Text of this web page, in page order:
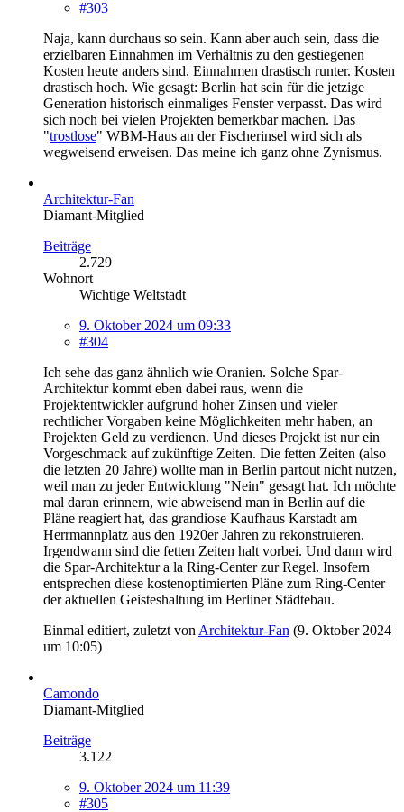
#303
Naja, kann durchaus so sein. Kann aber auch sein, dass die
erzielbaren Einnahmen im Verhältnis zu den gestiegenen
Kosten heute anders sind. Einnahmen drastisch runter. Kosten
drastisch hoch. Wie gesagt: Berlin hat sein für die jetzige
Generation historisch einmaliges Fenster verpasst. Das wird
sich noch bei vielen Projekten bemerkbar machen. Das
"trostlose" WBM-Haus an der Fischerinsel wird sich als
wegweisend erweisen. Das meine ich ganz ohne Zynismus.
Architektur-Fan
Diamant-Mitglied
Beiträge
2.729
Wohnort
Wichtige Weltstadt
9. Oktober 2024 um 09:33
#304
Ich sehe das ganz ähnlich wie Oranien. Solche Spar-
Architektur kommt eben dabei raus, wenn die
Projektentwickler aufgrund hoher Zinsen und vieler
rechtlicher Vorgaben keine Möglichkeiten mehr haben, an
Projekten Geld zu verdienen. Und dieses Projekt ist nur ein
Vorgeschmack auf zukünftige Zeiten. Die fetten Zeiten (also
die letzten 20 Jahre) wollte man in Berlin partout nicht nutzen,
weil man zu jeder Entwicklung "Nein" gesagt hat. Ich möchte
mal daran erinnern, wie abweisend man in Berlin auf die
Pläne reagiert hat, das grandiose Kaufhaus Karstadt am
Herrmannplatz aus den 1920er Jahren zu rekonstruieren.
Irgendwann sind die fetten Zeiten halt vorbei. Und dann wird
die Spar-Architektur a la Ring-Center zur Regel. Insofern
entsprechen diese kostenoptimierten Pläne zum Ring-Center
der aktuellen Geisteshaltung im Berliner Städtebau.
Einmal editiert, zuletzt von Architektur-Fan (9. Oktober 2024
um 10:05)
Camondo
Diamant-Mitglied
Beiträge
3.122
9. Oktober 2024 um 11:39
#305